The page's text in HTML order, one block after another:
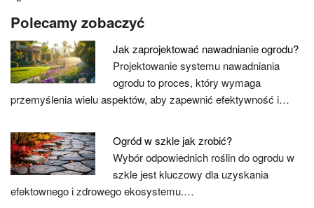
Polecamy zobaczyć
Jak zaprojektować nawadnianie ogrodu?
Projektowanie systemu nawadniania
ogrodu to proces, który wymaga
przemyślenia wielu aspektów, aby zapewnić efektywność i…
Ogród w szkle jak zrobić?
Wybór odpowiednich roślin do ogrodu w
szkle jest kluczowy dla uzyskania
efektownego i zdrowego ekosystemu.…